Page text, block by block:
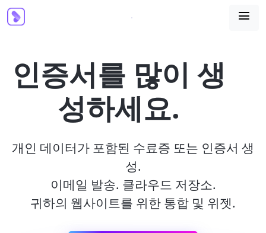

인증서를 많이 생
성하세요.
개인 데이터가 포함된 수료증 또는 인증서 생
성.
이메일 발송. 클라우드 저장소.
귀하의 웹사이트를 위한 통합 및 위젯.